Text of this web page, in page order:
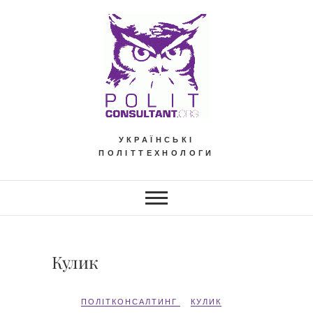
УКРАЇНСЬКІ
ПОЛІТТЕХНОЛОГИ
Кулик
ПОЛІТКОНСАЛТИНГ КУЛИК